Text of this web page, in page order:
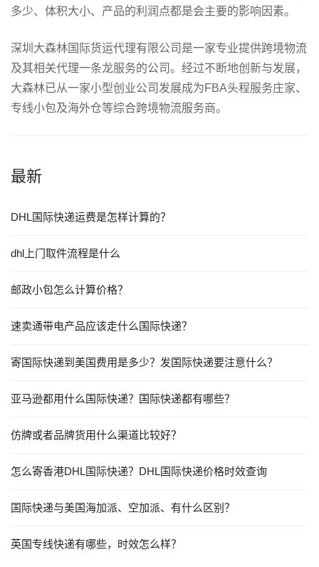
多少、体积大小、产品的利润点都是会主要的影响因素。
深圳大森林国际货运代理有限公司是一家专业提供跨境物流
及其相关代理一条龙服务的公司。经过不断地创新与发展，
大森林已从一家小型创业公司发展成为FBA头程服务庄家、
专线小包及海外仓等综合跨境物流服务商。
最新
DHL国际快递运费是怎样计算的？
dhl上门取件流程是什么
邮政小包怎么计算价格？
速卖通带电产品应该走什么国际快递？
寄国际快递到美国费用是多少？发国际快递要注意什么？
亚马逊都用什么国际快递？国际快递都有哪些？
仿牌或者品牌货用什么渠道比较好？
怎么寄香港DHL国际快递？DHL国际快递价格时效查询
国际快递与美国海加派、空加派、有什么区别？
英国专线快递有哪些，时效怎么样？